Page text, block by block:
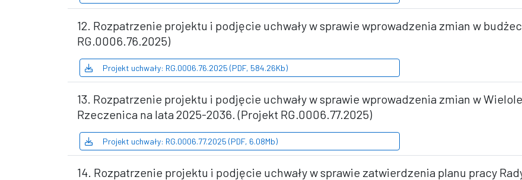
12. Rozpatrzenie projektu i podjęcie uchwały w sprawie wprowadzenia zmian w
RG.0006.76.2025)
Projekt uchwały: RG.0006.76.2025 (PDF, 584.26Kb)
13. Rozpatrzenie projektu i podjęcie uchwały w sprawie wprowadzenia zmian w
Rzeczenica na lata 2025-2036. (Projekt RG.0006.77.2025)
Projekt uchwały: RG.0006.77.2025 (PDF, 6.08Mb)
14. Rozpatrzenie projektu i podjęcie uchwały w sprawie zatwierdzenia planu pracy